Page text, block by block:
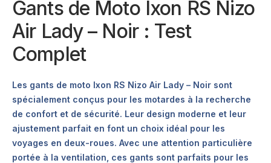
Gants de Moto Ixon RS Nizo
Air Lady – Noir : Test
Complet
Les gants de moto Ixon RS Nizo Air Lady – Noir sont
spécialement conçus pour les motardes à la recherche
de confort et de sécurité. Leur design moderne et leur
ajustement parfait en font un choix idéal pour les
voyages en deux-roues. Avec une attention particulière
portée à la ventilation, ces gants sont parfaits pour les